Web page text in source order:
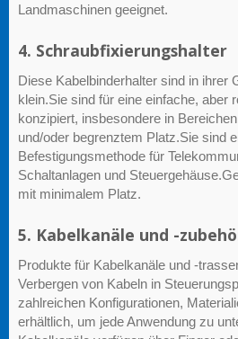
Landmaschinen geeignet.
4. Schraubfixierungshalter
Diese Kabelbinderhalter sind in ihrer
klein.Sie sind für eine einfache, aber
konzipiert, insbesondere in
und/oder begrenztem Platz.Sie sind
Befestigungsmethode für
Schaltanlagen und
mit minimalem Platz.
5. Kabelkanäle und -
Produkte für Kabelkanäle und -
Verbergen von Kabeln in
zahlreichen Konfigurationen,
erhältlich, um jede Anwendung zu